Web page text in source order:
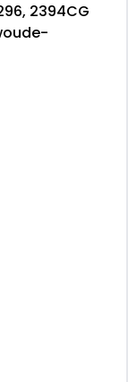
296
2394CG